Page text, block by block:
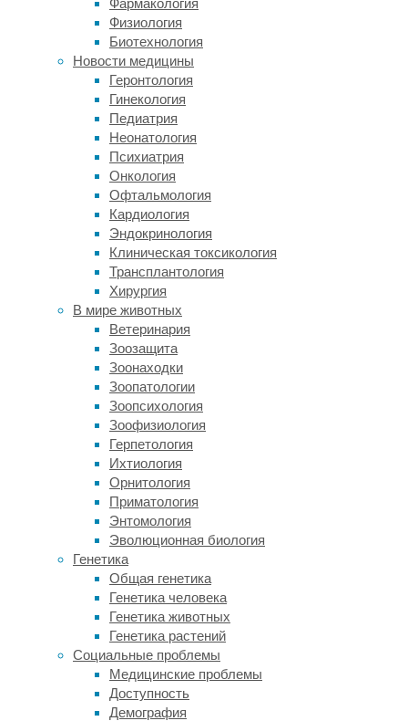
Фармакология
Физиология
Биотехнология
Новости медицины
Геронтология
Гинекология
Педиатрия
Неонатология
Психиатрия
Онкология
Офтальмология
Кардиология
Эндокринология
Клиническая токсикология
Трансплантология
Хирургия
В мире животных
Ветеринария
Зоозащита
Зоонаходки
Зоопатологии
Зоопсихология
Зоофизиология
Герпетология
Ихтиология
Орнитология
Приматология
Энтомология
Эволюционная биология
Генетика
Общая генетика
Генетика человека
Генетика животных
Генетика растений
Социальные проблемы
Медицинские проблемы
Доступность
Демография
когда
его
численность
составляла
меньше
сотни
особей.
Но
благодаря
охранным
мероприятиям,
восстановлению
местообитаний
популяций
диких
кроликов
Oryctolagus
cuniculus),
количество
пиренейских
рысей
2020
году
выросло
до
более
чем
тысячи
особей.
Причем
большинство
представителей
этого
вида
несут